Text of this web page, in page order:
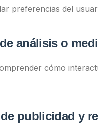
preferencias del
análisis o
cómo
publicidad y